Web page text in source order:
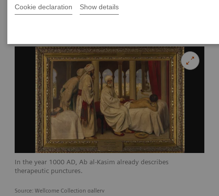
Cookie declaration Show details
In the year 1000 AD, Ab al-Kasim already describes
therapeutic punctures.
Source: Wellcome Collection gallery